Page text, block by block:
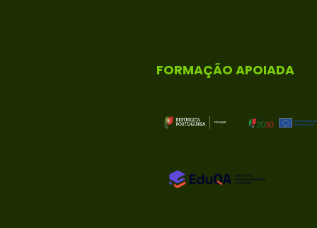
FORMAÇÃO APOIADA